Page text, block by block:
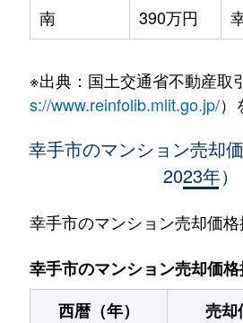
南
390万円
※出典：国土交通省不動産取
s://www.reinfolib.mlit.go.jp/）
幸手市のマンション売却
2023年）
幸手市のマンション売却価格
幸手市のマンション売却価
西暦（年）
売却